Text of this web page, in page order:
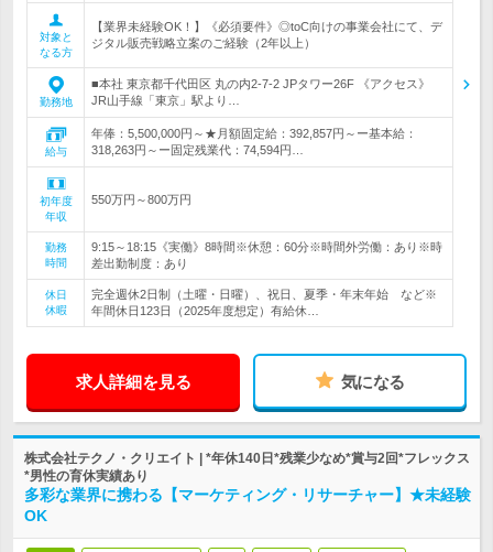
対象と
なる方
【業界未経験OK！】《必須要件》◎toC向けの事業会社にて、デ
ジタル販売戦略立案のご経験（2年以上）
勤務地
■本社 東京都千代田区 丸の内2-7-2 JPタワー26F 《アクセス》
JR山手線「東京」駅より…
給与
年俸：5,500,000円～★月額固定給：392,857円～ー基本給：
318,263円～ー固定残業代：74,594円…
初年度
年収
550万円～800万円
勤務
時間
9:15～18:15《実働》8時間※休憩：60分※時間外労働：あり※時
差出勤制度：あり
休日
休暇
完全週休2日制（土曜・日曜）、祝日、夏季・年末年始 など※
年間休日123日（2025年度想定）有給休…
求人詳細を見る 気になる
株式会社テクノ・クリエイト | *年休140日*残業少なめ*賞与2回*フレックス
*男性の育休実績あり
多彩な業界に携わる【マーケティング・リサーチャー】★未経験
OK